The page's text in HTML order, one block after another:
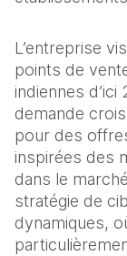
L’entreprise
points de
indiennes d’ici
demande
pour des
inspirées des
dans le
stratégie de
dynamiques,